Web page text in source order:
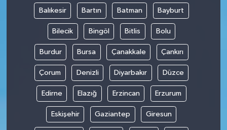
Balıkesir Bartın Batman Bayburt
Bilecik Bingöl Bitlis Bolu
Burdur Bursa Çanakkale Çankırı
Çorum Denizli Diyarbakır Düzce
Edirne Elazığ Erzincan Erzurum
Eskişehir Gaziantep Giresun